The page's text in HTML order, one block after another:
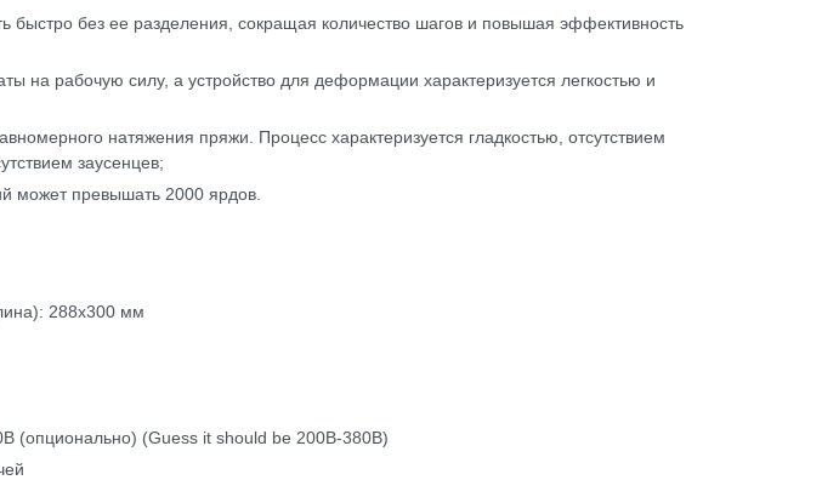
быстро без ее разделения, сокращая количество шагов и повышая эффективность
на рабочую силу, а устройство для деформации характеризуется легкостью и
натяжения пряжи. Процесс характеризуется гладкостью, отсутствием
заусенцев;
может превышать 2000 ярдов.
288x300 мм
(опционально) (Guess it should be 200B-380B)